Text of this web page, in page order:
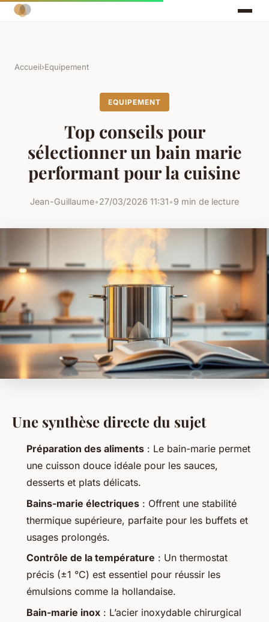
Accueil›Equipement
EQUIPEMENT
Top conseils pour
sélectionner un bain marie
performant pour la cuisine
Jean-Guillaume•27/03/2026 11:31•9 min de lecture
Une synthèse directe du sujet
Préparation des aliments : Le bain-marie permet
une cuisson douce idéale pour les sauces,
desserts et plats délicats.
Bains-marie électriques : Offrent une stabilité
thermique supérieure, parfaite pour les buffets et
usages prolongés.
Contrôle de la température : Un thermostat
précis (±1 °C) est essentiel pour réussir les
émulsions comme la hollandaise.
Bain-marie inox : L’acier inoxydable chirurgical